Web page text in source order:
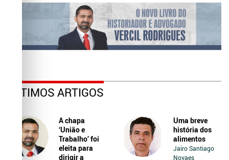
ÚLTIMOS ARTIGOS
A chapa
‘União e
Trabalho’ foi
eleita para
dirigir a
Uma breve
história dos
alimentos
Jairo Santiago
Novaes